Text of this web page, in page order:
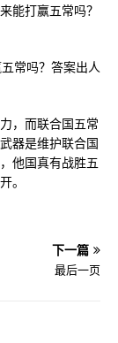
能打赢五常吗？
，而联合国五常
器是维护联合国
他国真有战胜五
。
下一篇
最后一页